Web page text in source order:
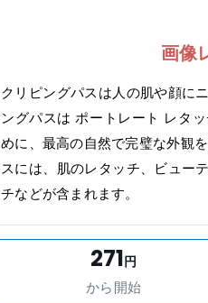
画像
クリピングパスは人の肌や顔に
ングパスは ポートレート レタ
めに、最高の自然で完璧な外観
スには、肌のレタッチ、ビュー
チなどが含まれます。
271円
から開始